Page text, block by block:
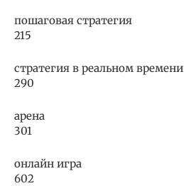
пошаговая стратегия
215
стратегия в реальном времени
290
арена
301
онлайн игра
602